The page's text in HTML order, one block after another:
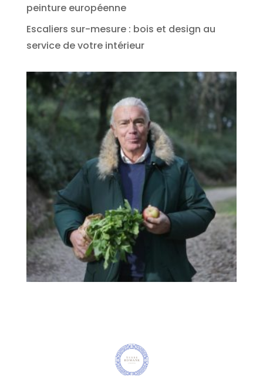
peinture européenne
Escaliers sur-mesure : bois et design au
service de votre intérieur